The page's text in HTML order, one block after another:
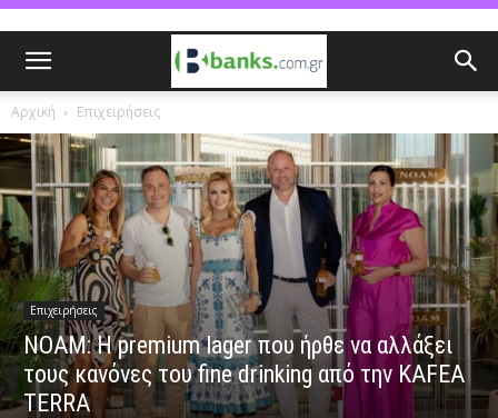
Αρχική Επιχειρήσεις
Επιχειρήσεις
NOAM: Η premium lager που ήρθε να αλλάξει
τους κανόνες του fine drinking από την KAFEA
TERRA